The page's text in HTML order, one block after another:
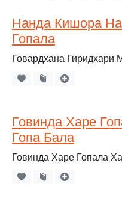
Нанда Кишора
Гопала
Говардхана
Говинда Харе
Гопа Бала
Говинда Харе Гопала